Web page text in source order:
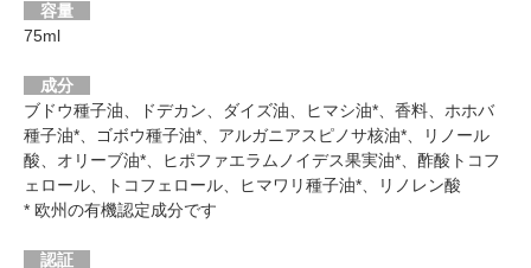
容量
75ml
成分
ブドウ種子油、ドデカン、ダイズ油、ヒマシ油*、香料、ホホバ
種子油*、ゴボウ種子油*、アルガニアスピノサ核油*、リノール
酸、オリーブ油*、ヒポファエラムノイデス果実油*、酢酸トコフ
ェロール、トコフェロール、ヒマワリ種子油*、リノレン酸
* 欧州の有機認定成分です
認証